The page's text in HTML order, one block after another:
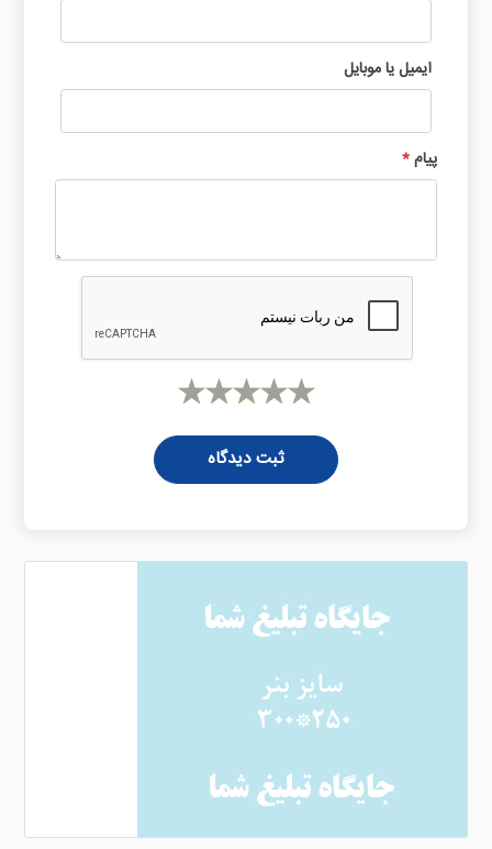
ایمیل یا موبایل
پیام*
ثبت دیدگاه